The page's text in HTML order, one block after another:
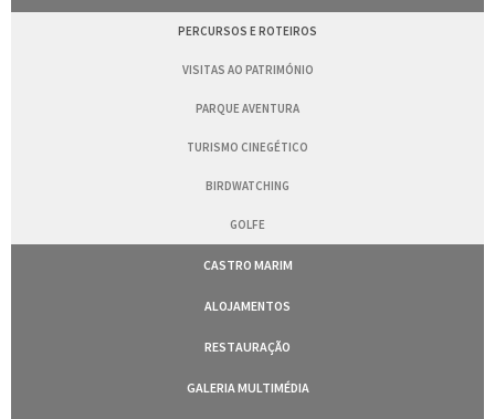
PERCURSOS E ROTEIROS
VISITAS AO PATRIMÓNIO
PARQUE AVENTURA
TURISMO CINEGÉTICO
BIRDWATCHING
GOLFE
CASTRO MARIM
ALOJAMENTOS
RESTAURAÇÃO
GALERIA MULTIMÉDIA